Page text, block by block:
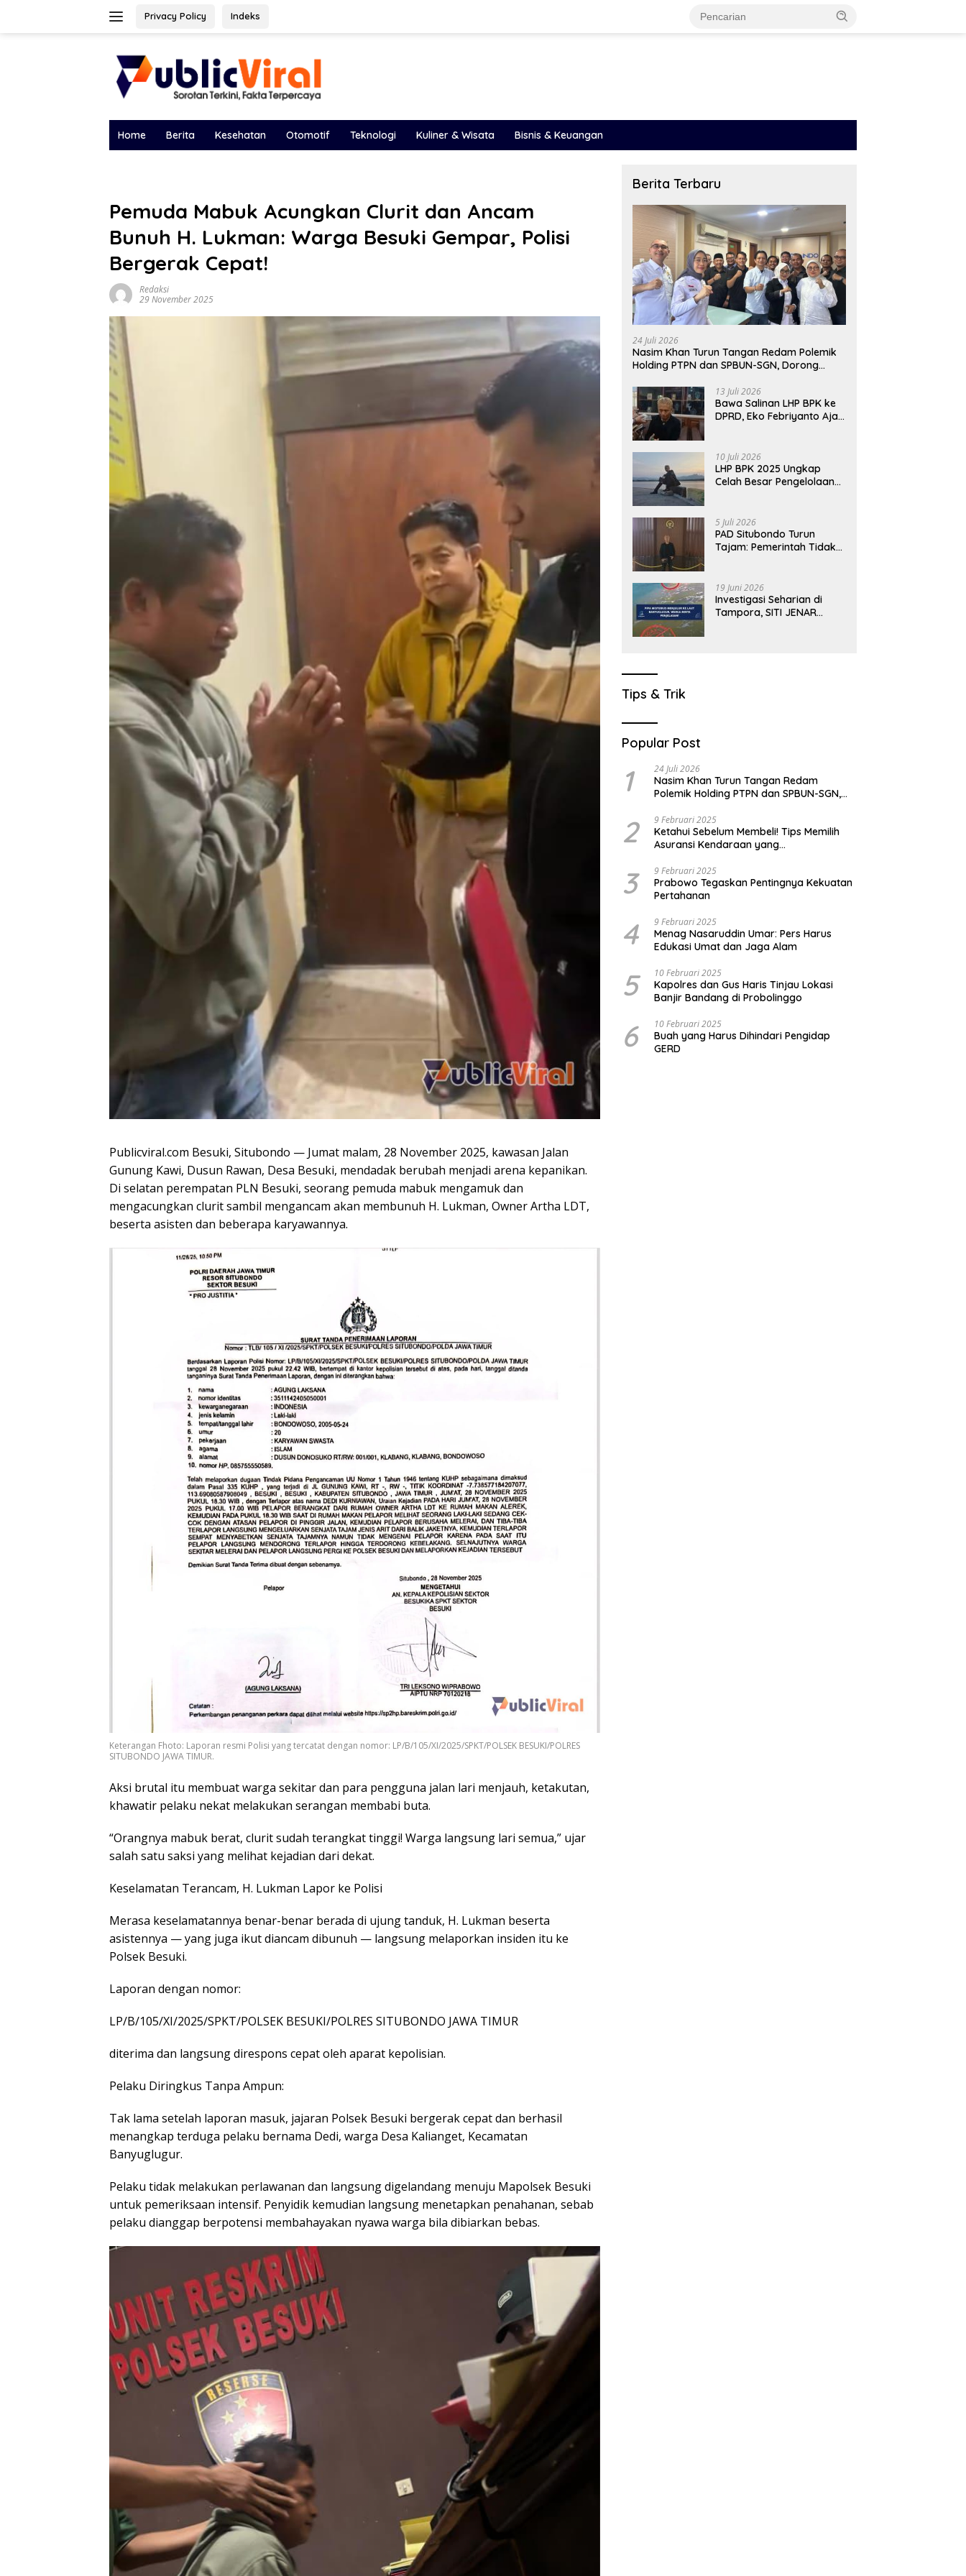
Privacy Policy Indeks
Home Berita Kesehatan Otomotif Teknologi Kuliner & Wisata Bisnis & Keuangan
Pemuda Mabuk Acungkan Clurit dan Ancam
Bunuh H. Lukman: Warga Besuki Gempar, Polisi
Bergerak Cepat!
Redaksi
29 November 2025
Publicviral.com Besuki, Situbondo — Jumat malam, 28 November 2025, kawasan Jalan
Gunung Kawi, Dusun Rawan, Desa Besuki, mendadak berubah menjadi arena kepanikan.
Di selatan perempatan PLN Besuki, seorang pemuda mabuk mengamuk dan
mengacungkan clurit sambil mengancam akan membunuh H. Lukman, Owner Artha LDT,
beserta asisten dan beberapa karyawannya.
Keterangan Fhoto: Laporan resmi Polisi yang tercatat dengan nomor: LP/B/105/XI/2025/SPKT/POLSEK BESUKI/POLRES
SITUBONDO JAWA TIMUR.
Aksi brutal itu membuat warga sekitar dan para pengguna jalan lari menjauh, ketakutan,
khawatir pelaku nekat melakukan serangan membabi buta.
“Orangnya mabuk berat, clurit sudah terangkat tinggi! Warga langsung lari semua,” ujar
salah satu saksi yang melihat kejadian dari dekat.
Keselamatan Terancam, H. Lukman Lapor ke Polisi
Merasa keselamatannya benar-benar berada di ujung tanduk, H. Lukman beserta
asistennya — yang juga ikut diancam dibunuh — langsung melaporkan insiden itu ke
Polsek Besuki.
Laporan dengan nomor:
LP/B/105/XI/2025/SPKT/POLSEK BESUKI/POLRES SITUBONDO JAWA TIMUR
diterima dan langsung direspons cepat oleh aparat kepolisian.
Pelaku Diringkus Tanpa Ampun:
Tak lama setelah laporan masuk, jajaran Polsek Besuki bergerak cepat dan berhasil
menangkap terduga pelaku bernama Dedi, warga Desa Kalianget, Kecamatan
Banyuglugur.
Pelaku tidak melakukan perlawanan dan langsung digelandang menuju Mapolsek Besuki
untuk pemeriksaan intensif. Penyidik kemudian langsung menetapkan penahanan, sebab
pelaku dianggap berpotensi membahayakan nyawa warga bila dibiarkan bebas.
Berita Terbaru
24 Juli 2026
Nasim Khan Turun Tangan Redam Polemik
Holding PTPN dan SPBUN-SGN, Dorong
13 Juli 2026
Bawa Salinan LHP BPK ke
DPRD, Eko Febriyanto Ajak
Harus Berbasis Fakta
10 Juli 2026
LHP BPK 2025 Ungkap
Celah Besar Pengelolaan
5 Juli 2026
PAD Situbondo Turun
Tajam: Pemerintah Tidak
Menunjukkan
Akuntabilitas.
19 Juni 2026
Investigasi Seharian di
Tampora, SITI JENAR
Tips & Trik
Popular Post
1 24 Juli 2026
Nasim Khan Turun Tangan Redam
Polemik Holding PTPN dan SPBUN-SGN,
2 9 Februari 2025
Ketahui Sebelum Membeli! Tips Memilih
Asuransi Kendaraan yang
3 9 Februari 2025
Prabowo Tegaskan Pentingnya Kekuatan
Pertahanan
4 9 Februari 2025
Menag Nasaruddin Umar: Pers Harus
Edukasi Umat dan Jaga Alam
5 10 Februari 2025
Kapolres dan Gus Haris Tinjau Lokasi
Banjir Bandang di Probolinggo
6 10 Februari 2025
Buah yang Harus Dihindari Pengidap
GERD